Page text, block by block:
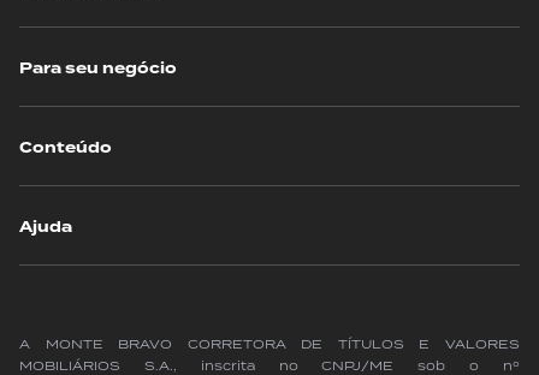
Para seu negócio
Conteúdo
Ajuda
A MONTE BRAVO CORRETORA DE TÍTULOS E VALORES
MOBILIÁRIOS S.A., inscrita no CNPJ/ME sob o nº